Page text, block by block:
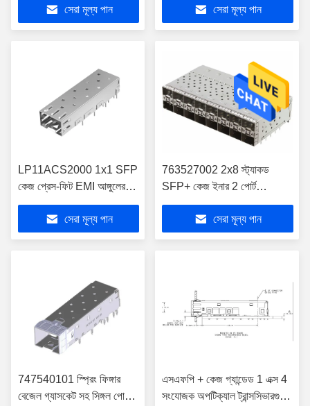
সেরা মূল্য পান
সেরা মূল্য পান
LP11ACS2000 1x1 SFP
কেজ প্রেস-ফিট EMI আঙ্গুলের
সাথে RoHS কমপ্লায়েন্ট
সেরা মূল্য পান
763527002 2x8 স্ট্যাকড
SFP+ কেজ ইনার 2 পোর্ট
লাইটপাইপ সহ
সেরা মূল্য পান
747540101 স্প্রিং ফিঙ্গার
বেজেল গ্যাসকেট সহ সিঙ্গল পোর্ট
এসএফপি + কেজ গ্যান্ডেড 1 এক্স 4
সংযোজক অপটিক্যাল ট্রান্সসিভারগুলি